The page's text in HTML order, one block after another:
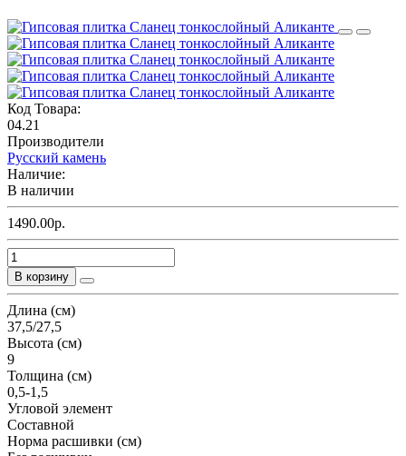
Код Товара:
04.21
Производители
Русский камень
Наличие:
В наличии
1490.00р.
В корзину
Длина (см)
37,5/27,5
Высота (см)
9
Толщина (см)
0,5-1,5
Угловой элемент
Составной
Норма расшивки (см)